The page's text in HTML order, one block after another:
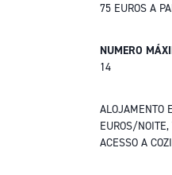
75 EUROS A
NUMERO
14
ALOJAMENTO
EUROS/NOITE,
ACESSO A